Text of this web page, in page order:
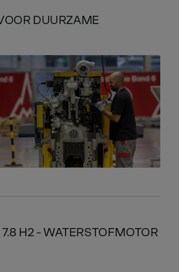
DUURZAME
H2 - WATERSTOFMOTOR